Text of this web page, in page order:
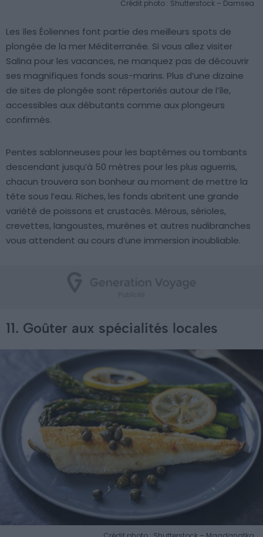
Crédit photo : Shutterstock – Damsea
Les îles Éoliennes font partie des meilleurs spots de
plongée de la mer Méditerranée. Si vous allez visiter
Salina pour les vacances, ne manquez pas de découvrir
ses magnifiques fonds sous-marins. Plus d’une dizaine
de sites de plongée sont répertoriés autour de l’île,
accessibles aux débutants comme aux plongeurs
confirmés.
Pentes sablonneuses pour les baptêmes ou tombants
descendant jusqu’à 50 mètres pour les plus aguerris,
chacun trouvera son bonheur au moment de mettre la
tête sous l’eau. Riches, les fonds abritent une grande
variété de poissons et crustacés. Mérous, sérioles,
crevettes, langoustes, murènes et autres nudibranches
vous attendent au cours d’une immersion inoubliable.
11. Goûter aux spécialités locales